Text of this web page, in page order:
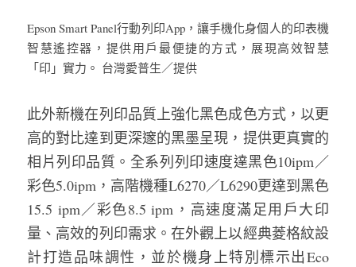
Epson Smart Panel行動列印App，讓手機化身個人的印表機
智慧遙控器，提供用戶最便捷的方式，展現高效智慧
「印」實力。 台灣愛普生／提供
此外新機在列印品質上強化黑色成色方式，以更
高的對比達到更深邃的黑墨呈現，提供更真實的
相片列印品質。全系列列印速度達黑色10ipm／
彩色5.0ipm，高階機種L6270／L6290更達到黑色
15.5 ipm／彩色8.5 ipm，高速度滿足用戶大印
量、高效的列印需求。在外觀上以經典菱格紋設
計打造品味調性，並於機身上特別標示出Eco